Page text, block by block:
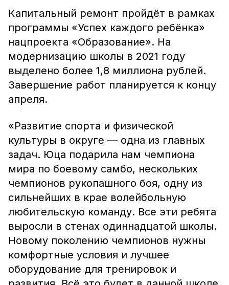
Капитальный ремонт пройдёт в рамках
программы «Успех каждого ребёнка»
нацпроекта «Образование». На
модернизацию школы в 2021 году
выделено более 1,8 миллиона рублей.
Завершение работ планируется к концу
апреля.
«Развитие спорта и физической
культуры в округе — одна из главных
задач. Юца подарила нам чемпиона
мира по боевому самбо, нескольких
чемпионов рукопашного боя, одну из
сильнейших в крае волейбольную
любительскую команду. Все эти ребята
выросли в стенах одиннадцатой школы.
Новому поколению чемпионов нужны
комфортные условия и лучшее
оборудование для тренировок и